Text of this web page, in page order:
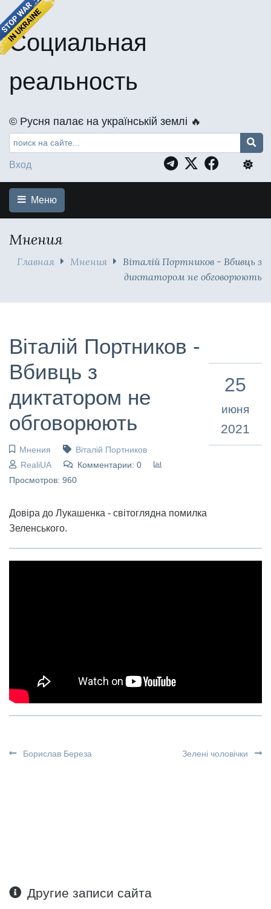
Социальная
реальность
©️ Русня палає на українській землі 🔥
Вход
Меню
Мнения
Главная Мнения
Віталій Портников - Вбивць з
диктатором не обговорюють
Віталій Портников -
Вбивць з
диктатором не
обговорюють
Мнения
Віталій Портников
RealiUA
Комментарии: 0
Просмотров: 960
25
июня
2021
Довіра до Лукашенка - світоглядна помилка
Зеленського.
Борислав Береза Зеленi чоловічки
Другие записи сайта